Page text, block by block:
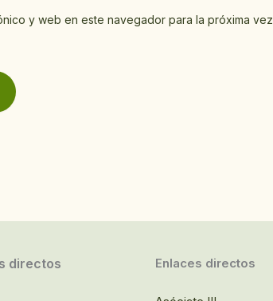
y web en este navegador para la próxima
directos Enlaces directos